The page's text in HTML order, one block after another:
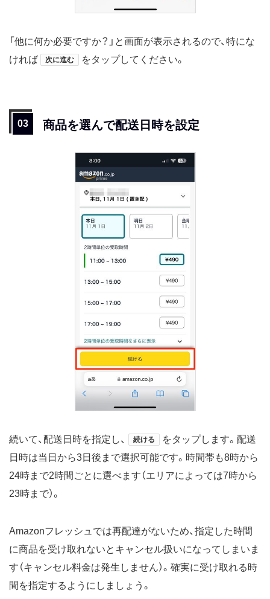
「他に何か必要ですか？」と画面が表示されるので、特にな
ければ
次に進む をタップしてください。
商品を選んで配送日時を設定
続いて、配送日時を指定し、 続ける
をタップします。配送
日時は当日から3日後まで選択可能です。時間帯も8時から
24時まで2時間ごとに選べます（エリアによっては7時から
23時まで）。
Amazonフレッシュでは再配達がないため、指定した時間
に商品を受け取れないとキャンセル扱いになってしまいま
す（キャンセル料金は発生しません）。確実に受け取れる時
間を指定するようにしましょう。